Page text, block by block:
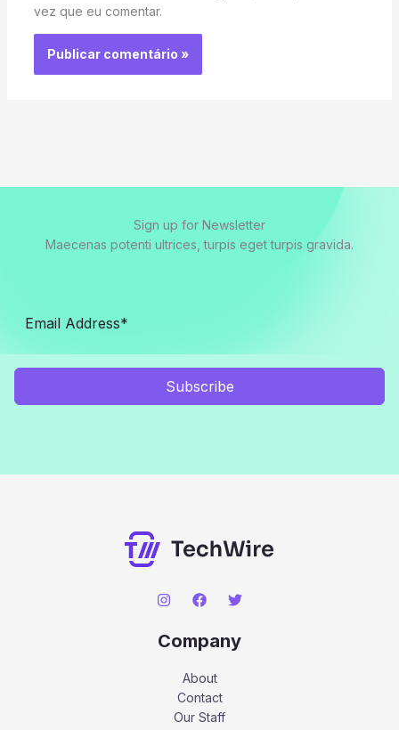
vez que eu comentar.
Sign up for Newsletter
Maecenas potenti ultrices, turpis eget turpis gravida.
Subscribe
Company
About
Contact
Our Staff